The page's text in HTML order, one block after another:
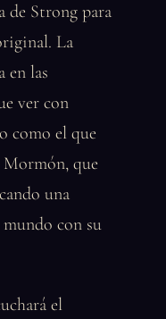
de Strong para
La
en las
ver con
como el que
Mormón, que
una
con su
el